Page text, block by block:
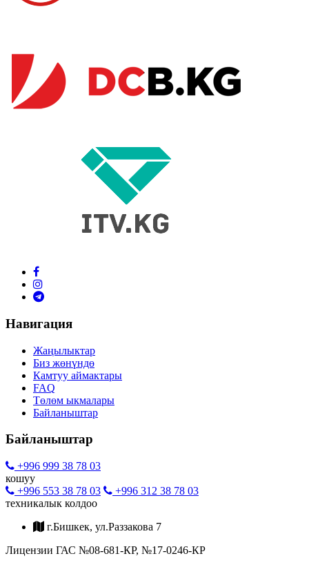
Навигация
Жаңылыктар
Биз жөнүндө
Камтуу аймактары
FAQ
Төлөм ыкмалары
Байланыштар
Байланыштар
+996 999 38 78 03
кошуу
+996 553 38 78 03
+996 312 38 78 03
техникалык колдоо
г.Бишкек, ул.Раззакова 7
Лицензии ГАС №08-681-КР, №17-0246-КР